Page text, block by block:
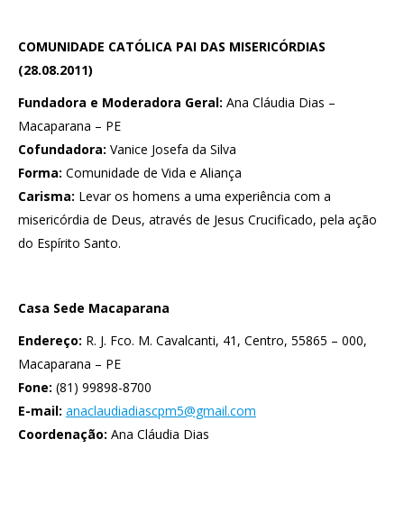
COMUNIDADE CATÓLICA PAI DAS MISERICÓRDIAS
(28.08.2011)
Fundadora e Moderadora Geral: Ana Cláudia Dias –
Macaparana – PE
Cofundadora: Vanice Josefa da Silva
Forma: Comunidade de Vida e Aliança
Carisma: Levar os homens a uma experiência com a
misericórdia de Deus, através de Jesus Crucificado, pela ação
do Espírito Santo.
Casa Sede Macaparana
Endereço: R. J. Fco. M. Cavalcanti, 41, Centro, 55865 – 000,
Macaparana – PE
Fone: (81) 99898-8700
E-mail: anaclaudiadiascpm5@gmail.com
Coordenação: Ana Cláudia Dias